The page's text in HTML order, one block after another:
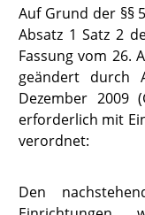
Auf Grund der §§
Absatz 1 Satz 2
Fassung vom 26.
geändert durch
Dezember 2009
erforderlich mit
verordnet:
Den